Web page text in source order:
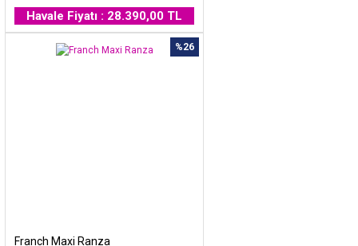
Havale Fiyatı : 28.390,00 TL
%26
Franch Maxi Ranza